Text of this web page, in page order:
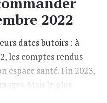
2022
dates butoirs : à
les comptes rendus
espace santé. Fin 2023,
Mais le plus